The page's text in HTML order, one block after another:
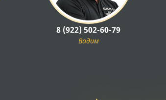
8 (922) 502-60-79
Вадим